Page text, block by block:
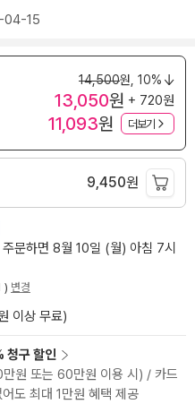
15
14,500원, 10%
13,050원 + 720원
11,093원 더보기
9,450원
문하면 8월 10일 (월) 아침 7시
) 변경
이상 무료)
청구 할인
원 또는 60만원 이용 시) / 카드
도 최대 1만원 혜택 제공